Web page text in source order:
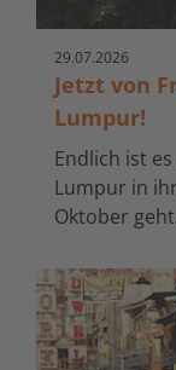
29.07.2026
Jetzt von
Lumpur!
Endlich ist
Lumpur in
Oktober